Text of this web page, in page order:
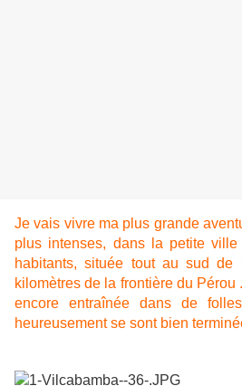
Je vais vivre ma plus grande
plus intenses, dans la petite
habitants, située tout au sud de
kilomètres de la frontière du Pérou
encore entraînée dans de
heureusement se sont bien